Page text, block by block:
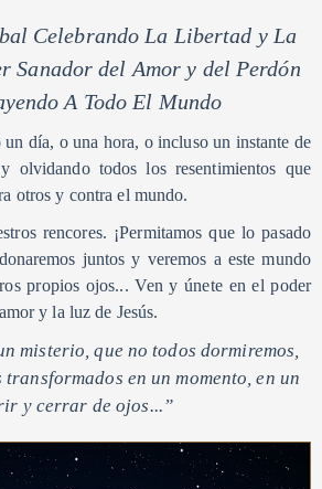
Celebrando La Libertad y La
Sanador del Amor y del Perdón
A Todo El Mundo
un día, o una hora, o incluso un instante de
olvidando todos los resentimientos que
otros y contra el mundo.
rencores. ¡Permitamos que lo pasado
juntos y veremos a este mundo
propios ojos... Ven y únete en el poder
y la luz de Jesús.
misterio, que no todos dormiremos,
transformados en un momento, en un
y cerrar de ojos...”